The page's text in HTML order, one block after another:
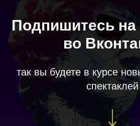
Подпишитесь
во
так вы будете в курсе
спектаклей